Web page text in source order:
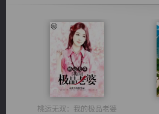
桃运无双：我的极品老婆